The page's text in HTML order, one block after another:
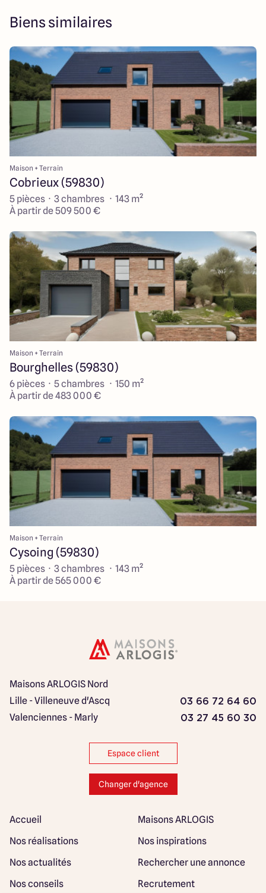
Biens similaires
Maison + Terrain
Cobrieux (59830)
5 pièces · 3 chambres · 143 m²
À partir de 509 500 €
Maison + Terrain
Bourghelles (59830)
6 pièces · 5 chambres · 150 m²
À partir de 483 000 €
Maison + Terrain
Cysoing (59830)
5 pièces · 3 chambres · 143 m²
À partir de 565 000 €
Maisons ARLOGIS Nord
Lille - Villeneuve d'Ascq
03 66 72 64 60
Valenciennes - Marly 03 27 45 60 30
Espace client
Changer d'agence
Accueil
Maisons ARLOGIS
Nos réalisations
Nos inspirations
Nos actualités
Rechercher une annonce
Nos conseils
Recrutement